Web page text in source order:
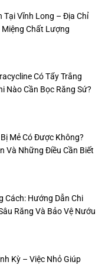
Tại Vĩnh Long – Địa Chỉ
Miệng Chất Lượng
Có Tẩy Trắng
Nào Cần Bọc Răng Sứ?
Mẻ Có Được Không?
Và Những Điều Cần Biết
Cách: Hướng Dẫn Chi
Răng Và Bảo Vệ Nướu
Kỳ – Việc Nhỏ Giúp